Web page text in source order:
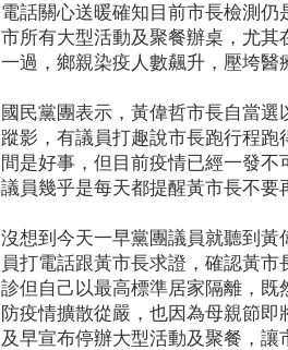
電話關心送暖確知目前市長檢測
市所有大型活動及聚餐辦桌，尤
一過，鄉親染疫人數飆升，壓垮醫
國民黨團表示，黃偉哲市長自當
蹤影，有議員打趣說市長跑行程
間是好事，但目前疫情已經一發
議員幾乎是每天都提醒黃市長不要
沒想到今天一早黨團議員就聽到
員打電話跟黃市長求證，確認黃
診但自己以最高標準居家隔離，
防疫情擴散從嚴，也因為母親節
及早宣布停辦大型活動及聚餐，